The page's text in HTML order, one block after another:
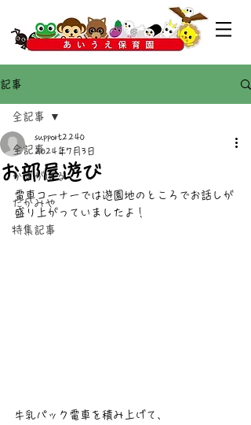
記事
全記事
かすがばる
たかみや
特集記事
全記事
お部屋遊び
support2240
2024年7月3日
電車コーナーでは遊園地のところでお話しが
盛り上がっていましたよ！
牛乳パック電車を積み上げて、